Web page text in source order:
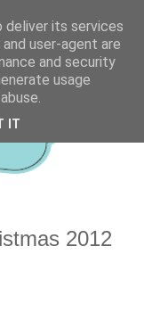
2012
deliver its services
user-agent are
and security
usage
IT